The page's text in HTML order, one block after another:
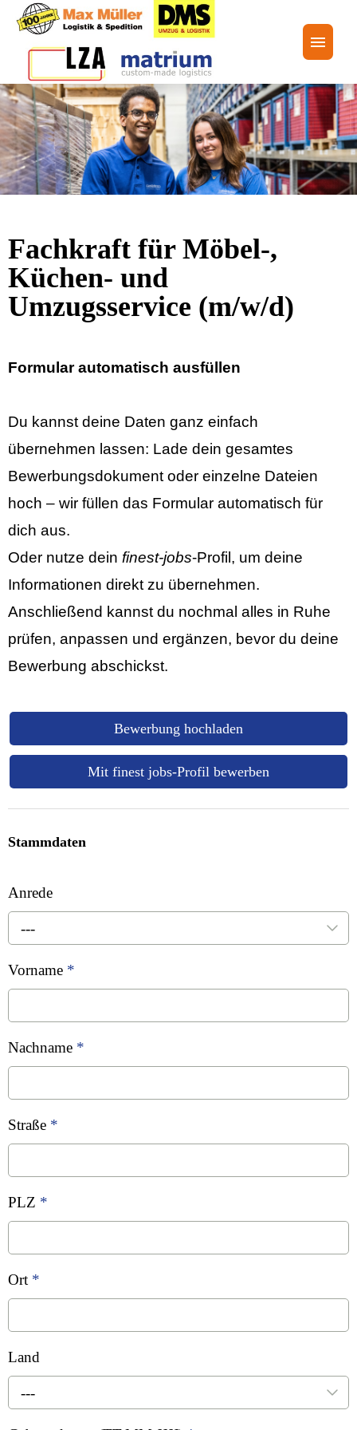
Stellenangebote
Unternehmensgruppe
FAQ
Fachkraft für Möbel-,
Küchen- und
Umzugsservice (m/w/d)
Formular automatisch ausfüllen
Du kannst deine Daten ganz einfach
übernehmen lassen: Lade dein gesamtes
Bewerbungsdokument oder einzelne Dateien
hoch – wir füllen das Formular automatisch für
dich aus.
Oder nutze dein finest‑jobs-Profil, um deine
Informationen direkt zu übernehmen.
Anschließend kannst du nochmal alles in Ruhe
prüfen, anpassen und ergänzen, bevor du deine
Bewerbung abschickst.
Bewerbung hochladen
Mit finest jobs-Profil bewerben
Stammdaten
Anrede
---
Vorname *
Nachname *
Straße *
PLZ *
Ort *
Land
---